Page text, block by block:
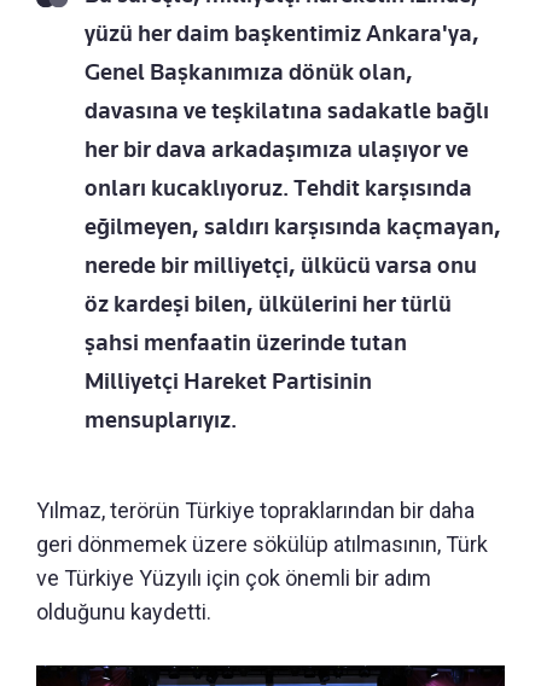
yüzü her daim başkentimiz Ankara'ya,
Genel Başkanımıza dönük olan,
davasına ve teşkilatına sadakatle bağlı
her bir dava arkadaşımıza ulaşıyor ve
onları kucaklıyoruz. Tehdit karşısında
eğilmeyen, saldırı karşısında kaçmayan,
nerede bir milliyetçi, ülkücü varsa onu
öz kardeşi bilen, ülkülerini her türlü
şahsi menfaatin üzerinde tutan
Milliyetçi Hareket Partisinin
mensuplarıyız.
Yılmaz, terörün Türkiye topraklarından bir daha
geri dönmemek üzere sökülüp atılmasının, Türk
ve Türkiye Yüzyılı için çok önemli bir adım
olduğunu kaydetti.